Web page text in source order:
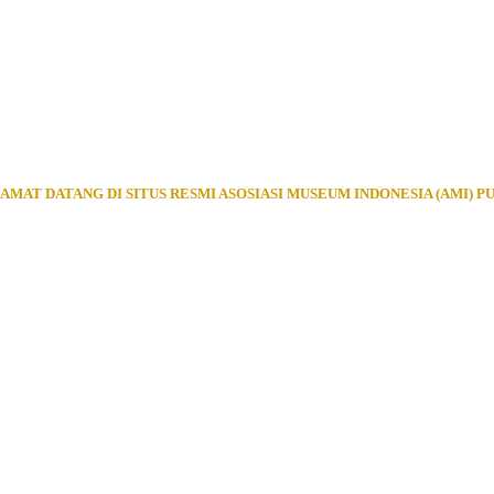
DATANG DI SITUS RESMI ASOSIASI MUSEUM INDONESIA (AMI)